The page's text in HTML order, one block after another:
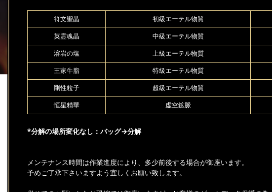
符文聖晶 初級エーテル物質
英霊魂晶 中級エーテル物質
溶岩の塩 上級エーテル物質
王家牛脂 特級エーテル物質
剛性粒子 超級エーテル物質
恒星精華 虚空鉱脈
*分解の場所変化なし：バッグ→分解
メンテナンス時間は作業進度により、多少前後する場合が御座います。
予めご了承下さいますよう宜しくお願い致します。